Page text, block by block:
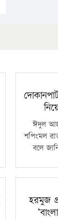
ঈদুল
শপিংমল
বলে
হরমুজ